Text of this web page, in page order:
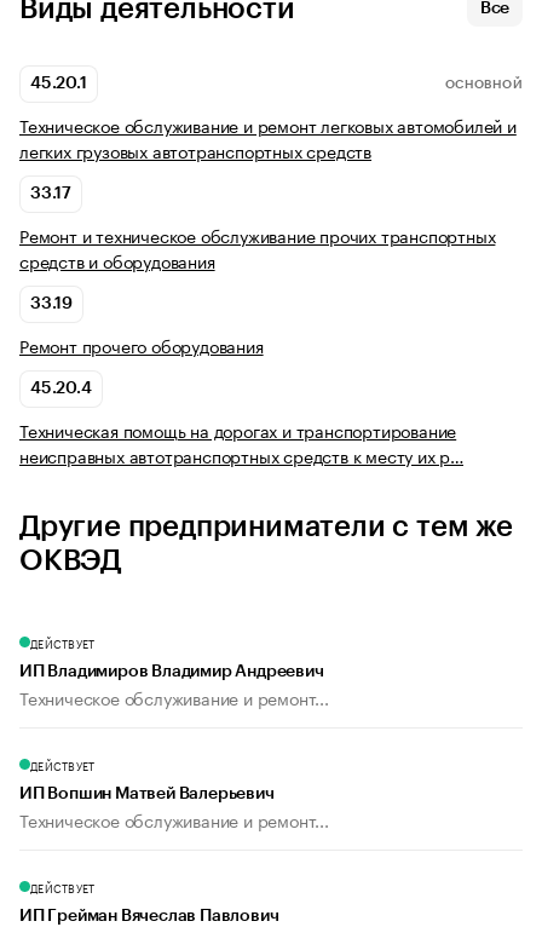
Виды деятельности Все
45.20.1 ОСНОВНОЙ
Техническое обслуживание и ремонт легковых автомобилей и
легких грузовых автотранспортных средств
33.17
Ремонт и техническое обслуживание прочих транспортных
средств и оборудования
33.19
Ремонт прочего оборудования
45.20.4
Техническая помощь на дорогах и транспортирование
неисправных автотранспортных средств к месту их р…
Другие предприниматели с тем же
ОКВЭД
ДЕЙСТВУЕТ
ИП Владимиров Владимир Андреевич
Техническое обслуживание и ремонт...
ДЕЙСТВУЕТ
ИП Вопшин Матвей Валерьевич
Техническое обслуживание и ремонт...
ДЕЙСТВУЕТ
ИП Грейман Вячеслав Павлович